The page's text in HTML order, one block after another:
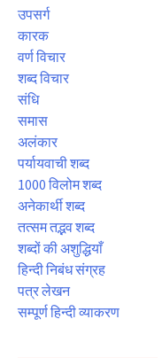
उपसर्ग
कारक
वर्ण विचार
शब्द विचार
संधि
समास
अलंकार
पर्यायवाची शब्द
1000 विलोम शब्द
अनेकार्थी शब्द
तत्सम तद्भव शब्द
शब्दों की अशुद्धियाँ
हिन्दी निबंध संग्रह
पत्र लेखन
सम्पूर्ण हिन्दी व्याकरण